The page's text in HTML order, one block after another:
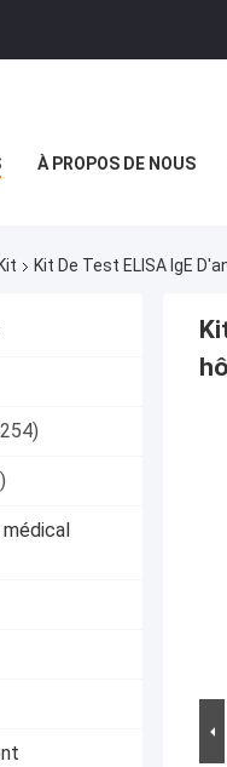
À PROPOS DE NOUS
Kit De Test ELISA IgE